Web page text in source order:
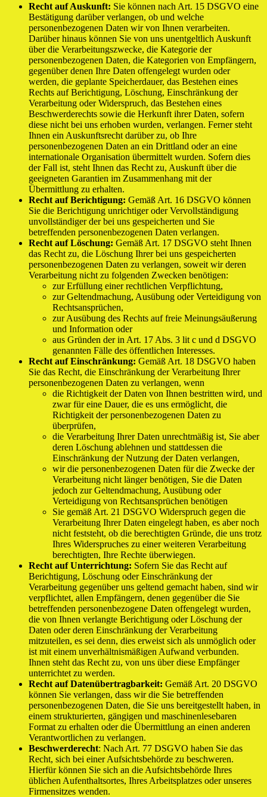
Recht auf Auskunft: Sie können nach Art. 15 DSGVO eine
Bestätigung darüber verlangen, ob und welche
personenbezogenen Daten wir von Ihnen verarbeiten.
Darüber hinaus können Sie von uns unentgeltlich Auskunft
über die Verarbeitungszwecke, die Kategorie der
personenbezogenen Daten, die Kategorien von Empfängern,
gegenüber denen Ihre Daten offengelegt wurden oder
werden, die geplante Speicherdauer, das Bestehen eines
Rechts auf Berichtigung, Löschung, Einschränkung der
Verarbeitung oder Widerspruch, das Bestehen eines
Beschwerderechts sowie die Herkunft ihrer Daten, sofern
diese nicht bei uns erhoben wurden, verlangen. Ferner steht
Ihnen ein Auskunftsrecht darüber zu, ob Ihre
personenbezogenen Daten an ein Drittland oder an eine
internationale Organisation übermittelt wurden. Sofern dies
der Fall ist, steht Ihnen das Recht zu, Auskunft über die
geeigneten Garantien im Zusammenhang mit der
Übermittlung zu erhalten.
Recht auf Berichtigung: Gemäß Art. 16 DSGVO können
Sie die Berichtigung unrichtiger oder Vervollständigung
unvollständiger der bei uns gespeicherten und Sie
betreffenden personenbezogenen Daten verlangen.
Recht auf Löschung: Gemäß Art. 17 DSGVO steht Ihnen
das Recht zu, die Löschung Ihrer bei uns gespeicherten
personenbezogenen Daten zu verlangen, soweit wir deren
Verarbeitung nicht zu folgenden Zwecken benötigen:
zur Erfüllung einer rechtlichen Verpflichtung,
zur Geltendmachung, Ausübung oder Verteidigung von
Rechtsansprüchen,
zur Ausübung des Rechts auf freie Meinungsäußerung
und Information oder
aus Gründen der in Art. 17 Abs. 3 lit c und d DSGVO
genannten Fälle des öffentlichen Interesses.
Recht auf Einschränkung: Gemäß Art. 18 DSGVO haben
Sie das Recht, die Einschränkung der Verarbeitung Ihrer
personenbezogenen Daten zu verlangen, wenn
die Richtigkeit der Daten von Ihnen bestritten wird, und
zwar für eine Dauer, die es uns ermöglicht, die
Richtigkeit der personenbezogenen Daten zu
überprüfen,
die Verarbeitung Ihrer Daten unrechtmäßig ist, Sie aber
deren Löschung ablehnen und stattdessen die
Einschränkung der Nutzung der Daten verlangen,
wir die personenbezogenen Daten für die Zwecke der
Verarbeitung nicht länger benötigen, Sie die Daten
jedoch zur Geltendmachung, Ausübung oder
Verteidigung von Rechtsansprüchen benötigen
Sie gemäß Art. 21 DSGVO Widerspruch gegen die
Verarbeitung Ihrer Daten eingelegt haben, es aber noch
nicht feststeht, ob die berechtigten Gründe, die uns trotz
Ihres Widerspruches zu einer weiteren Verarbeitung
berechtigten, Ihre Rechte überwiegen.
Recht auf Unterrichtung: Sofern Sie das Recht auf
Berichtigung, Löschung oder Einschränkung der
Verarbeitung gegenüber uns geltend gemacht haben, sind wir
verpflichtet, allen Empfängern, denen gegenüber die Sie
betreffenden personenbezogene Daten offengelegt wurden,
die von Ihnen verlangte Berichtigung oder Löschung der
Daten oder deren Einschränkung der Verarbeitung
mitzuteilen, es sei denn, dies erweist sich als unmöglich oder
ist mit einem unverhältnismäßigen Aufwand verbunden.
Ihnen steht das Recht zu, von uns über diese Empfänger
unterrichtet zu werden.
Recht auf Datenübertragbarkeit: Gemäß Art. 20 DSGVO
können Sie verlangen, dass wir die Sie betreffenden
personenbezogenen Daten, die Sie uns bereitgestellt haben, in
einem strukturierten, gängigen und maschinenlesebaren
Format zu erhalten oder die Übermittlung an einen anderen
Verantwortlichen zu verlangen.
Beschwerderecht: Nach Art. 77 DSGVO haben Sie das
Recht, sich bei einer Aufsichtsbehörde zu beschweren.
Hierfür können Sie sich an die Aufsichtsbehörde Ihres
üblichen Aufenthaltsortes, Ihres Arbeitsplatzes oder unseres
Firmensitzes wenden.